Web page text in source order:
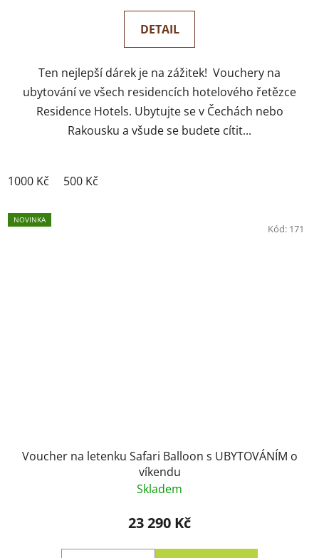
DETAIL
Ten nejlepší dárek je na zážitek! Vouchery na
ubytování ve všech residencích hotelového řetězce
Residence Hotels. Ubytujte se v Čechách nebo
Rakousku a všude se budete cítit...
1000 Kč 500 Kč
NOVINKA
Voucher na letenku Safari Balloon s UBYTOVÁNÍM o
víkendu
Skladem
23 290 Kč
Kód: 171